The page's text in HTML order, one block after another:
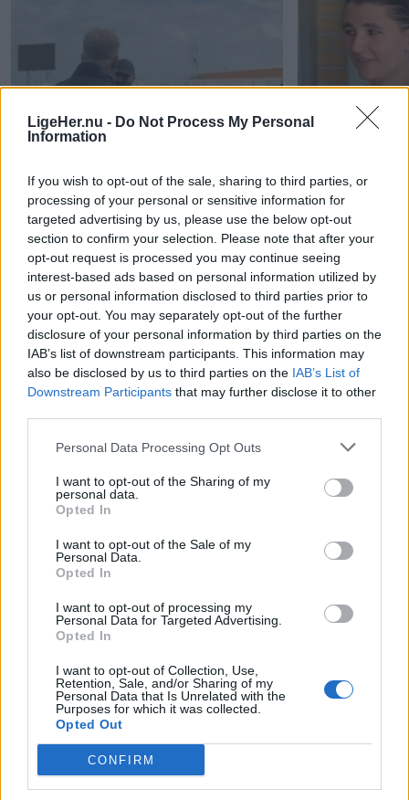
LigeHer.nu - Do Not Process My Personal
Information
If you wish to opt-out of the sale, sharing to third parties, or
processing of your personal or sensitive information for
targeted advertising by us, please use the below opt-out
section to confirm your selection. Please note that after your
opt-out request is processed you may continue seeing
interest-based ads based on personal information utilized by
us or personal information disclosed to third parties prior to
your opt-out. You may separately opt-out of the further
disclosure of your personal information by third parties on the
IAB’s list of downstream participants. This information may
also be disclosed by us to third parties on the IAB’s List of
Downstream Participants that may further disclose it to other
Personal Data Processing Opt Outs
I want to opt-out of the Sharing of my
personal data.
Opted In
I want to opt-out of the Sale of my
Personal Data.
Opted In
I want to opt-out of processing my
Personal Data for Targeted Advertising.
Opted In
I want to opt-out of Collection, Use,
Retention, Sale, and/or Sharing of my
Personal Data that Is Unrelated with the
Purposes for which it was collected.
Opted Out
CONFIRM
Forløsende Hobro-sejr i nordjysk
divisionsopgør
DM i
Andre læser også
Events
Motorcykelklub fylder rundt
– det skal fejres
trækker stikket